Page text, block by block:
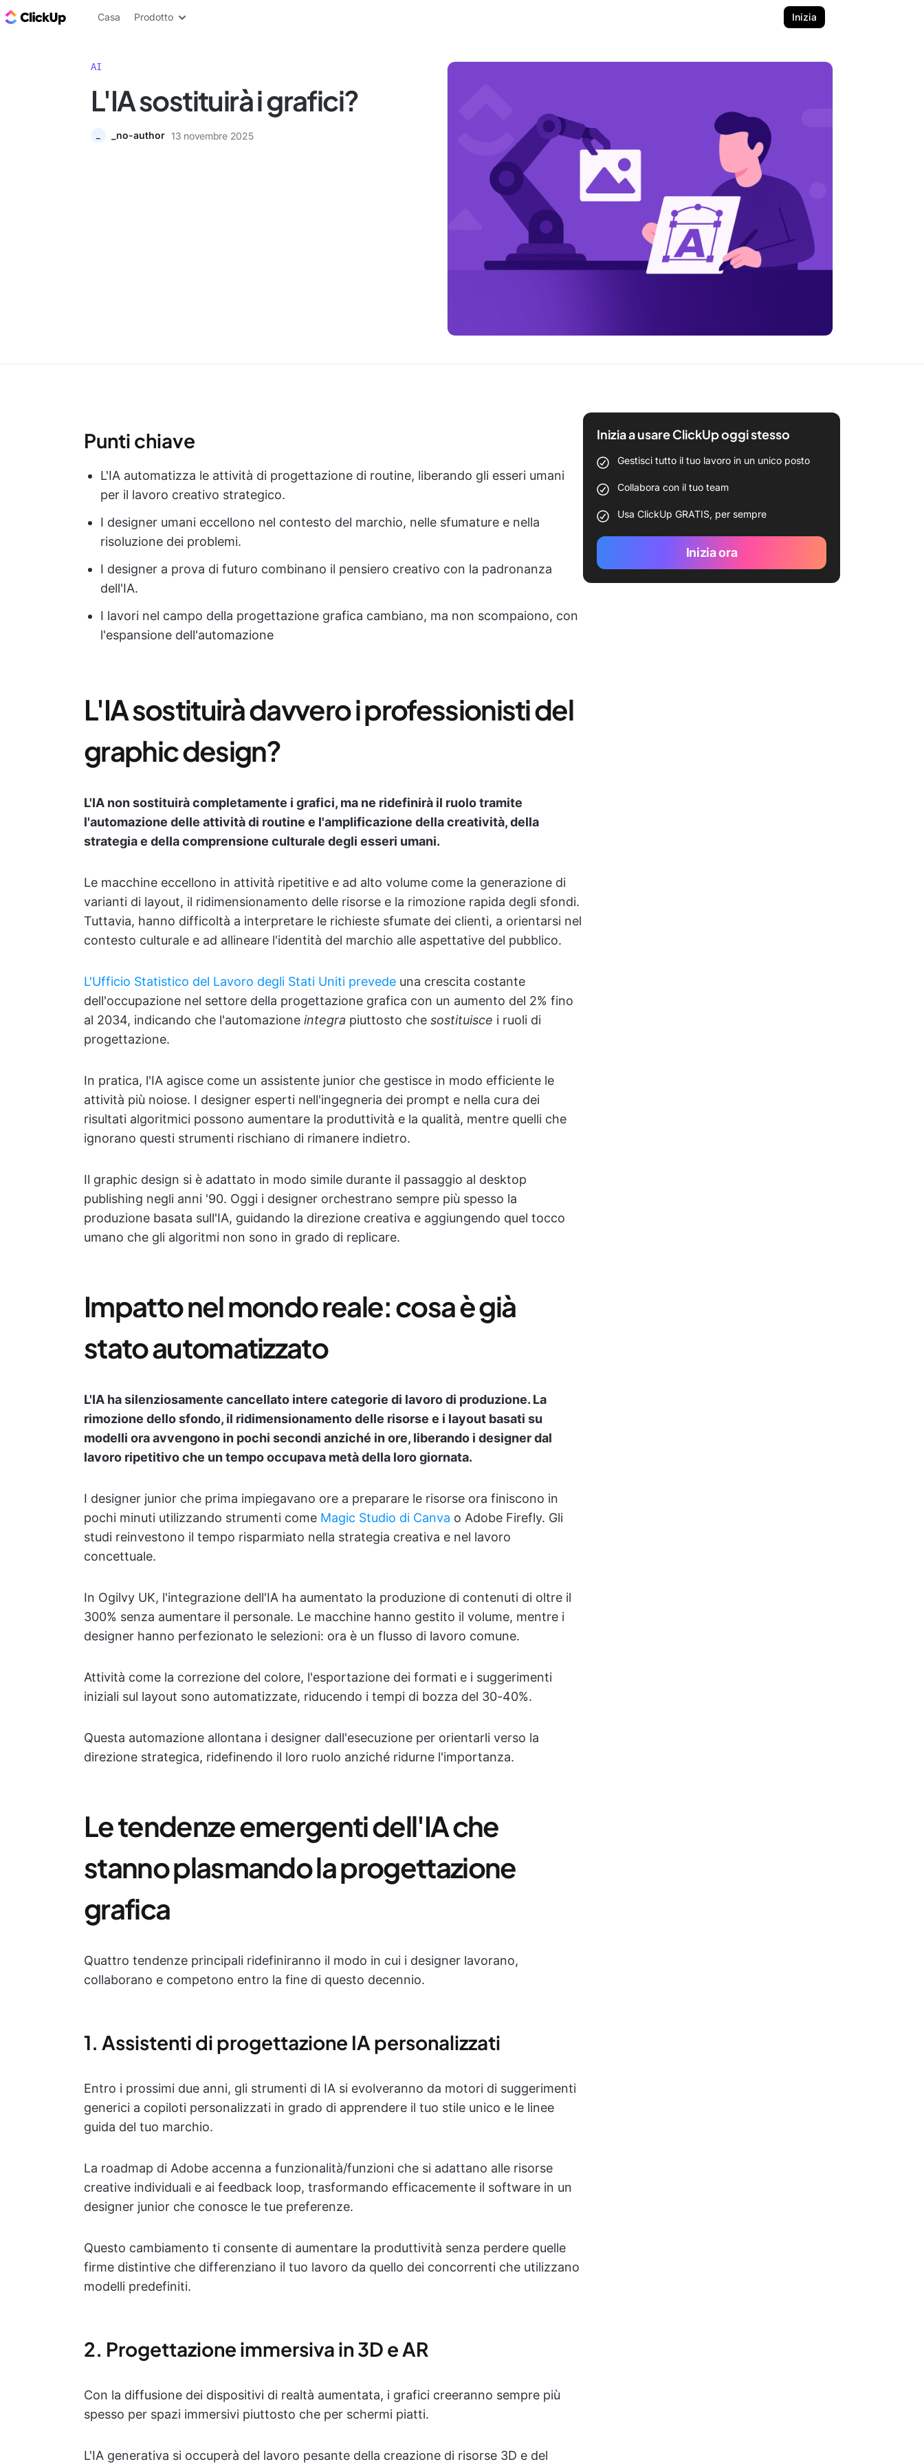
Blog di ClickUp
Casa Prodotto Inizia
AI
L'IA sostituirà i grafici?
_no-author 13 novembre 2025
Punti chiave
L'IA automatizza le attività di progettazione di routine, liberando gli esseri umani
per il lavoro creativo strategico.
I designer umani eccellono nel contesto del marchio, nelle sfumature e nella
risoluzione dei problemi.
I designer a prova di futuro combinano il pensiero creativo con la padronanza
dell'IA.
I lavori nel campo della progettazione grafica cambiano, ma non scompaiono, con
l'espansione dell'automazione
L'IA sostituirà davvero i professionisti del
graphic design?
L'IA non sostituirà completamente i grafici, ma ne ridefinirà il ruolo tramite
l'automazione delle attività di routine e l'amplificazione della creatività, della
strategia e della comprensione culturale degli esseri umani.
Le macchine eccellono in attività ripetitive e ad alto volume come la generazione di
varianti di layout, il ridimensionamento delle risorse e la rimozione rapida degli sfondi.
Tuttavia, hanno difficoltà a interpretare le richieste sfumate dei clienti, a orientarsi nel
contesto culturale e ad allineare l'identità del marchio alle aspettative del pubblico.
L'Ufficio Statistico del Lavoro degli Stati Uniti prevede una crescita costante
dell'occupazione nel settore della progettazione grafica con un aumento del 2% fino
al 2034, indicando che l'automazione integra piuttosto che sostituisce i ruoli di
progettazione.
In pratica, l'IA agisce come un assistente junior che gestisce in modo efficiente le
attività più noiose. I designer esperti nell'ingegneria dei prompt e nella cura dei
risultati algoritmici possono aumentare la produttività e la qualità, mentre quelli che
ignorano questi strumenti rischiano di rimanere indietro.
Il graphic design si è adattato in modo simile durante il passaggio al desktop
publishing negli anni '90. Oggi i designer orchestrano sempre più spesso la
produzione basata sull'IA, guidando la direzione creativa e aggiungendo quel tocco
umano che gli algoritmi non sono in grado di replicare.
Impatto nel mondo reale: cosa è già
stato automatizzato
L'IA ha silenziosamente cancellato intere categorie di lavoro di produzione. La
rimozione dello sfondo, il ridimensionamento delle risorse e i layout basati su
modelli ora avvengono in pochi secondi anziché in ore, liberando i designer dal
lavoro ripetitivo che un tempo occupava metà della loro giornata.
I designer junior che prima impiegavano ore a preparare le risorse ora finiscono in
pochi minuti utilizzando strumenti come Magic Studio di Canva o Adobe Firefly. Gli
studi reinvestono il tempo risparmiato nella strategia creativa e nel lavoro
concettuale.
In Ogilvy UK, l'integrazione dell'IA ha aumentato la produzione di contenuti di oltre il
300% senza aumentare il personale. Le macchine hanno gestito il volume, mentre i
designer hanno perfezionato le selezioni: ora è un flusso di lavoro comune.
Attività come la correzione del colore, l'esportazione dei formati e i suggerimenti
iniziali sul layout sono automatizzate, riducendo i tempi di bozza del 30-40%.
Questa automazione allontana i designer dall'esecuzione per orientarli verso la
direzione strategica, ridefinendo il loro ruolo anziché ridurne l'importanza.
Le tendenze emergenti dell'IA che
stanno plasmando la progettazione
grafica
Quattro tendenze principali ridefiniranno il modo in cui i designer lavorano,
collaborano e competono entro la fine di questo decennio.
1. Assistenti di progettazione IA personalizzati
Entro i prossimi due anni, gli strumenti di IA si evolveranno da motori di suggerimenti
generici a copiloti personalizzati in grado di apprendere il tuo stile unico e le linee
guida del tuo marchio.
La roadmap di Adobe accenna a funzionalità/funzioni che si adattano alle risorse
creative individuali e ai feedback loop, trasformando efficacemente il software in un
designer junior che conosce le tue preferenze.
Questo cambiamento ti consente di aumentare la produttività senza perdere quelle
firme distintive che differenziano il tuo lavoro da quello dei concorrenti che utilizzano
modelli predefiniti.
2. Progettazione immersiva in 3D e AR
Con la diffusione dei dispositivi di realtà aumentata, i grafici creeranno sempre più
spesso per spazi immersivi piuttosto che per schermi piatti.
L'IA generativa si occuperà del lavoro pesante della creazione di risorse 3D e del
Inizia a usare ClickUp oggi stesso
Gestisci tutto il tuo lavoro in un unico posto
Collabora con il tuo team
Usa ClickUp GRATIS, per sempre
Inizia ora